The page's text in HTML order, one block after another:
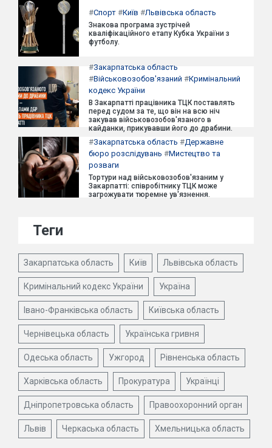
#Спорт #Київ #Львівська область
Знакова програма зустрічей
кваліфікаційного етапу Кубка України з
футболу.
#Закарпатська область
#Військовозобов'язаний #Кримінальний
кодекс України
В Закарпатті працівника ТЦК поставлять
перед судом за те, що він на всю ніч
закував військовозобов'язаного в
кайданки, прикувавши його до драбини.
#Закарпатська область #Державне
бюро розслідувань #Мистецтво та
розваги
Тортури над військовозобов'язаним у
Закарпатті: співробітнику ТЦК може
загрожувати тюремне ув'язнення.
Теги
Закарпатська область Київ Львівська область
Кримінальний кодекс України Україна
Івано-Франківська область Київська область
Чернівецька область Українська гривня
Одеська область Ужгород Рівненська область
Харківська область Прокуратура Українці
Дніпропетровська область Правоохоронний орган
Львів Черкаська область Хмельницька область